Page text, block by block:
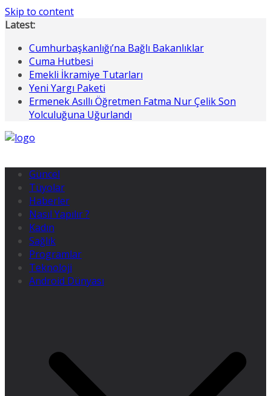
Skip to content
Latest:
Cumhurbaşkanlığı’na Bağlı Bakanlıklar
Cuma Hutbesi
Emekli İkramiye Tutarları
Yeni Yargı Paketi
Ermenek Asıllı Öğretmen Fatma Nur Çelik Son
Yolculuğuna Uğurlandı
Güncel
Tüyolar
Haberler
Nasıl Yapılır ?
Kadın
Sağlık
Programlar
Teknoloji
Android Dünyası